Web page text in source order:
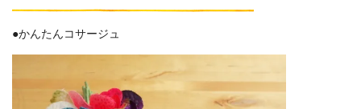
●かんたんコサージュ